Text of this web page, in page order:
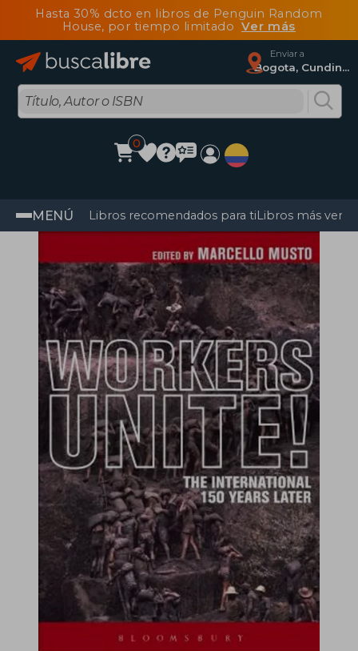
Hasta 30% dcto en libros de Penguin Random
House, por tiempo limitadoVer más
Enviar a
Bogota, Cundinamarca
0
MENÚ Libros recomendados para tiLibros más